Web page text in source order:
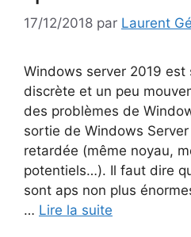
17/12/2018 par Laurent
Windows server 2019
discrète et un peu
des problèmes de
sortie de Windows
retardée (même noyau,
potentiels…). Il faut dire
sont aps non plus
… Lire la suite